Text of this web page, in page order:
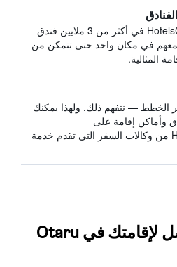
يبحث HotelsCombined في أكثر من 3 ملايين فندق
في مكان واحد حتى تتمكن من
المثالية.
الخطط — نتفهم ذلك. ولهذا يمكنك
وأماكن إقامة على
HotelsCombined من وكالات السفر التي تقدم خدمة
اعثر على نتائج أفضل لإقامتك في Otaru